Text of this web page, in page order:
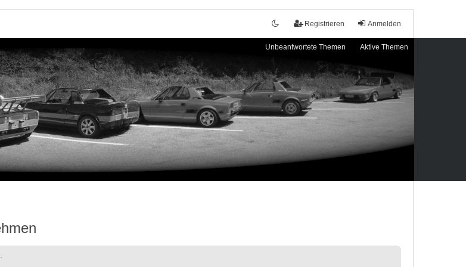
Anmelden
Registrieren
Unbeantwortete Themen Aktive Themen